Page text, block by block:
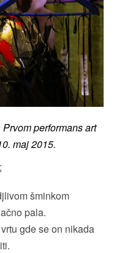
performans art
maj 2015.
šminkom
pala.
gde se on nikada